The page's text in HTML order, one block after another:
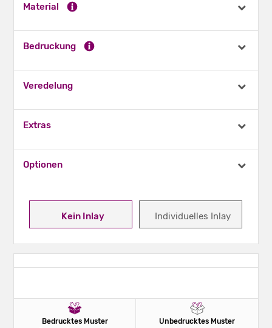
Kein Inlay Individuelles Inlay
Material
Bedruckung
Veredelung
Extras
Optionen
Bedrucktes Muster
Unbedrucktes Muster